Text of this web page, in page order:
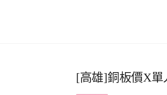
[高雄]銅板價X單